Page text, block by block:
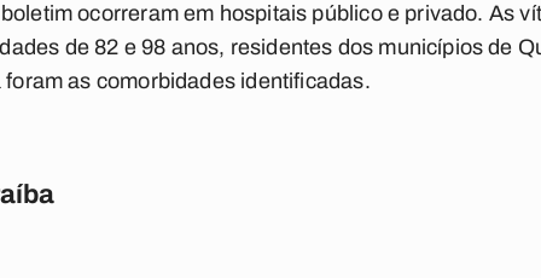
ocorreram em hospitais público e privado. As
de 82 e 98 anos, residentes dos municípios de
as comorbidades identificadas.